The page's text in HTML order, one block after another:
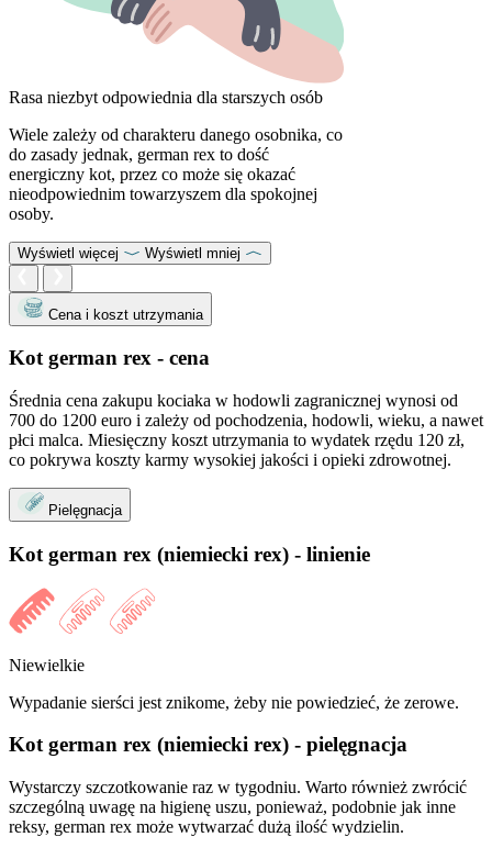
Rasa niezbyt odpowiednia dla starszych osób
Wiele zależy od charakteru danego osobnika, co
do zasady jednak, german rex to dość
energiczny kot, przez co może się okazać
nieodpowiednim towarzyszem dla spokojnej
osoby.
Wyświetl więcej Wyświetl mniej
Cena i koszt utrzymania
Kot german rex - cena
Średnia cena zakupu kociaka w hodowli zagranicznej wynosi od
700 do 1200 euro i zależy od pochodzenia, hodowli, wieku, a nawet
płci malca. Miesięczny koszt utrzymania to wydatek rzędu 120 zł,
co pokrywa koszty karmy wysokiej jakości i opieki zdrowotnej.
Pielęgnacja
Kot german rex (niemiecki rex) - linienie
Niewielkie
Wypadanie sierści jest znikome, żeby nie powiedzieć, że zerowe.
Kot german rex (niemiecki rex) - pielęgnacja
Wystarczy szczotkowanie raz w tygodniu. Warto również zwrócić
szczególną uwagę na higienę uszu, ponieważ, podobnie jak inne
reksy, german rex może wytwarzać dużą ilość wydzielin.